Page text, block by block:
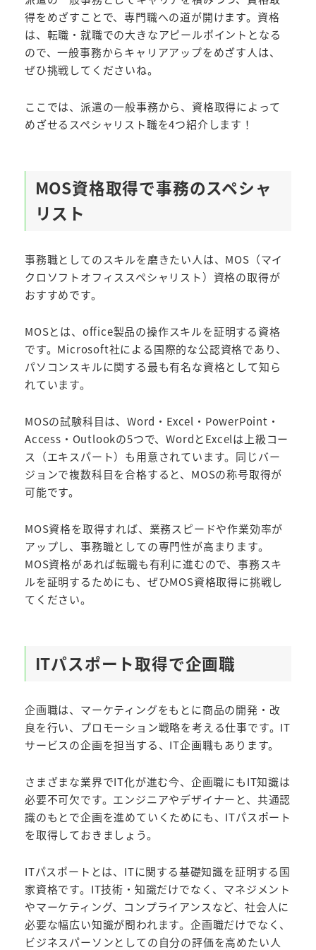
得をめざすことで、専門職への道が開けます。資格
は、転職・就職での大きなアピールポイントとなる
ので、一般事務からキャリアアップをめざす人は、
ぜひ挑戦してくださいね。
ここでは、派遣の一般事務から、資格取得によって
めざせるスペシャリスト職を4つ紹介します！
MOS資格取得で事務のスペシャ
リスト
事務職としてのスキルを磨きたい人は、MOS（マイ
クロソフトオフィススペシャリスト）資格の取得が
おすすめです。
MOSとは、office製品の操作スキルを証明する資格
です。Microsoft社による国際的な公認資格であり、
パソコンスキルに関する最も有名な資格として知ら
れています。
MOSの試験科目は、Word・Excel・PowerPoint・
Access・Outlookの5つで、WordとExcelは上級コー
ス（エキスパート）も用意されています。同じバー
ジョンで複数科目を合格すると、MOSの称号取得が
可能です。
MOS資格を取得すれば、業務スピードや作業効率が
アップし、事務職としての専門性が高まります。
MOS資格があれば転職も有利に進むので、事務スキ
ルを証明するためにも、ぜひMOS資格取得に挑戦し
てください。
ITパスポート取得で企画職
企画職は、マーケティングをもとに商品の開発・改
良を行い、プロモーション戦略を考える仕事です。IT
サービスの企画を担当する、IT企画職もあります。
さまざまな業界でIT化が進む今、企画職にもIT知識は
必要不可欠です。エンジニアやデザイナーと、共通認
識のもとで企画を進めていくためにも、ITパスポート
を取得しておきましょう。
ITパスポートとは、ITに関する基礎知識を証明する国
家資格です。IT技術・知識だけでなく、マネジメント
やマーケティング、コンプライアンスなど、社会人に
必要な幅広い知識が問われます。企画職だけでなく、
ビジネスパーソンとしての自分の評価を高めたい人